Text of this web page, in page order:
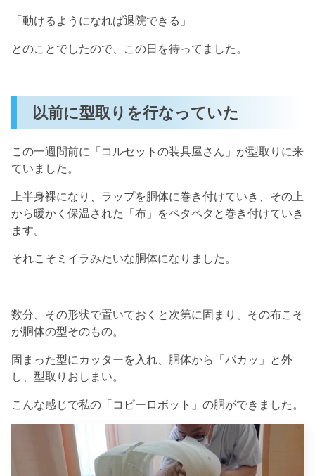
「動けるようになれば退院できる」
とのことでしたので、この日を待ってました。
以前に型取りを行なっていた
この一週間前に「コルセットの装具屋さん」が型取りに来
ていました。
上半身裸になり、ラップを胴体に巻き付けていき、その上
から暖かく保温された「布」をペタペタと巻き付けていき
ます。
それこそミイラみたいな胴体になりました。
数分、その形状で置いておくと次第に固まり、その布こそ
が胴体の型そのもの。
固まった型にカッターを入れ、胴体から「パカッ」と外
し、型取りおしまい。
こんな感じで私の「コピーロボット」の胴ができました。